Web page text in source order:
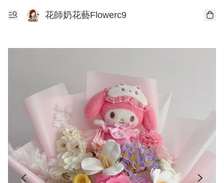
花師奶花藝Flowerc9